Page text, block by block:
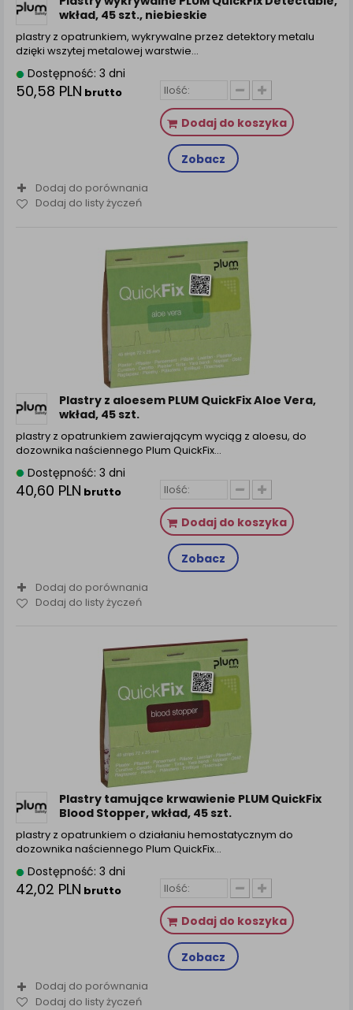
wkład, 45 szt., niebieskie
plastry z opatrunkiem, wykrywalne przez detektory metalu
dzięki wszytej metalowej warstwie…
Dostępność: 3 dni
50,58 PLN brutto
Dodaj do koszyka
Zobacz
Dodaj do porównania
Dodaj do listy życzeń
Plastry z aloesem PLUM QuickFix Aloe Vera,
wkład, 45 szt.
plastry z opatrunkiem zawierającym wyciąg z aloesu, do
dozownika naściennego Plum QuickFix…
Dostępność: 3 dni
40,60 PLN brutto
Dodaj do koszyka
Zobacz
Dodaj do porównania
Dodaj do listy życzeń
Plastry tamujące krwawienie PLUM QuickFix
Blood Stopper, wkład, 45 szt.
plastry z opatrunkiem o działaniu hemostatycznym do
dozownika naściennego Plum QuickFix…
Dostępność: 3 dni
42,02 PLN brutto
Dodaj do koszyka
Zobacz
Dodaj do porównania
Dodaj do listy życzeń